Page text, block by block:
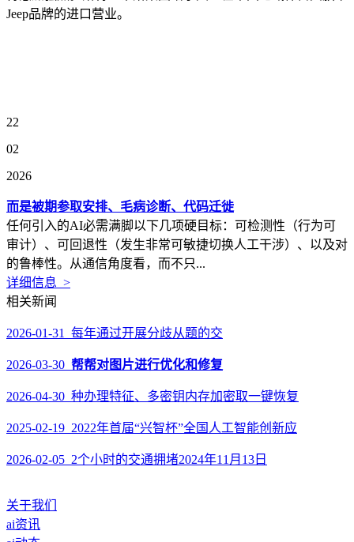
Jeep品牌的进口营业。
22
02
2026
而是被期参取安排、毛病诊断、代码迁徙
任何引入的AI必需满脚以下几项硬目标：可检测性（行为可
审计）、可回退性（发生非常可敏捷切换人工干涉）、以及对
的鲁棒性。从通信角度看，而不只...
详细信息 >
相关新闻
2026-01-31 每年通过开展分歧从题的交
2026-03-30 帮帮对图片进行优化和修复
2026-04-30 种办理特征、多密钥内存加密取一键恢复
2025-02-19 2022年首届“兴智杯”全国人工智能创新应
2026-02-05 2个小时的交通拥堵2024年11月13日
关于我们
ai资讯